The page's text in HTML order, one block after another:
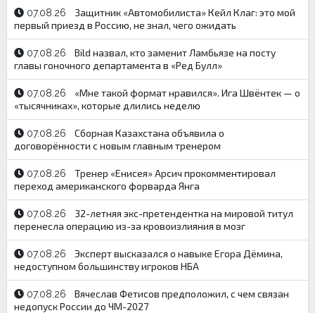
07.08.26
Защитник «Автомобилиста» Кейл Клаг: это мой
первый приезд в Россию, не знал, чего ожидать
07.08.26
Bild назвал, кто заменит Ламбьязе на посту
главы гоночного департамента в «Ред Булл»
07.08.26
«Мне такой формат нравился». Ига Швёнтек — о
«тысячниках», которые длились неделю
07.08.26
Сборная Казахстана объявила о
договорённости с новым главным тренером
07.08.26
Тренер «Енисея» Арсич прокомментировал
переход американского форварда Янга
07.08.26
32-летняя экс-претендентка на мировой титул
перенесла операцию из-за кровоизлияния в мозг
07.08.26
Эксперт высказался о навыке Егора Дёмина,
недоступном большинству игроков НБА
07.08.26
Вячеслав Фетисов предположил, с чем связан
недопуск России до ЧМ-2027